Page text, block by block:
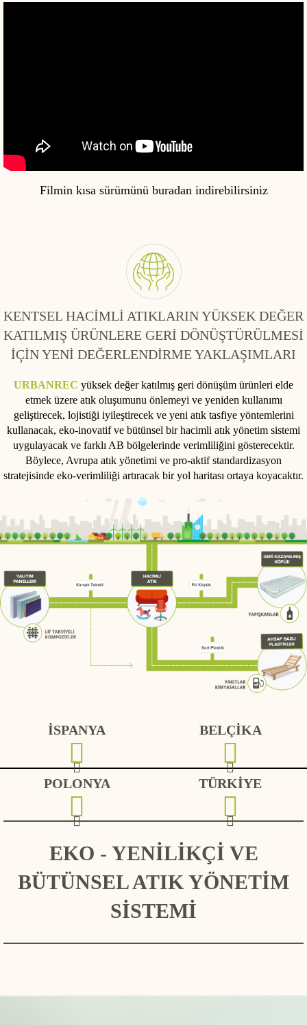
Filmin kısa sürümünü buradan indirebilirsiniz
KENTSEL HACİMLİ ATIKLARIN YÜKSEK DEĞER
KATILMIŞ ÜRÜNLERE GERİ DÖNÜŞTÜRÜLMESİ
İÇİN YENİ DEĞERLENDİRME YAKLAŞIMLARI
URBANREC yüksek değer katılmış geri dönüşüm ürünleri elde
etmek üzere atık oluşumunu önlemeyi ve yeniden kullanımı
geliştirecek, lojistiği iyileştirecek ve yeni atık tasfiye yöntemlerini
kullanacak, eko-inovatif ve bütünsel bir hacimli atık yönetim sistemi
uygulayacak ve farklı AB bölgelerinde verimliliğini gösterecektir.
Böylece, Avrupa atık yönetimi ve pro-aktif standardizasyon
stratejisinde eko-verimliliği artıracak bir yol haritası ortaya koyacaktır.
İSPANYA BELÇİKA
POLONYA TÜRKİYE
EKO - YENİLİKÇİ VE
BÜTÜNSEL ATIK YÖNETİM
SİSTEMİ